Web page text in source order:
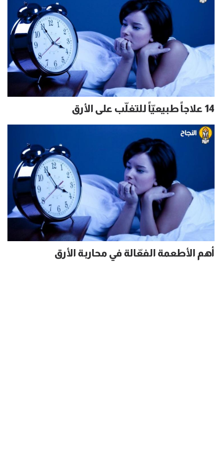
14 علاجاً طبيعيّاً للتغلّب على الأرق
أهم الأطعمة الفعّالة في محاربة الأرق